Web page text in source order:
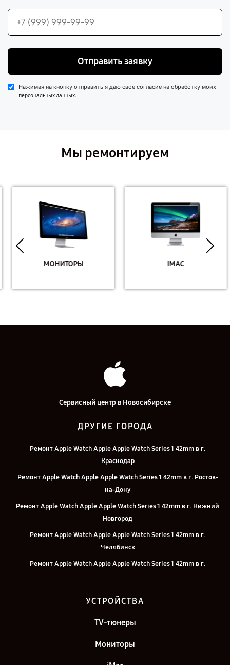
Отправить заявку
Нажимая на кнопку отправить я даю свое согласие на обработку моих
персональных данных.
Мы ремонтируем
МОНИТОРЫ IMAC
Сервисный центр в Новосибирске
ДРУГИЕ ГОРОДА
Ремонт Apple Watch Apple Apple Watch Series 1 42mm в г.
Краснодар
Ремонт Apple Watch Apple Apple Watch Series 1 42mm в г. Ростов-
на-Дону
Ремонт Apple Watch Apple Apple Watch Series 1 42mm в г. Нижний
Новгород
Ремонт Apple Watch Apple Apple Watch Series 1 42mm в г.
Челябинск
Ремонт Apple Watch Apple Apple Watch Series 1 42mm в г.
Ремонт Apple Watch Apple Apple Watch Series 1 42mm в г. Санкт-
УСТРОЙСТВА
TV-тюнеры
Мониторы